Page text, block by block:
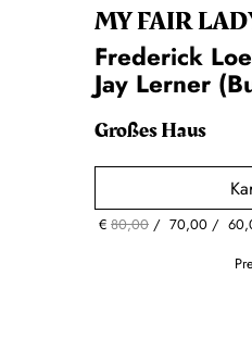
MY FAIR
Frederick
Jay Lerner
Großes Haus
€80,00 70,00